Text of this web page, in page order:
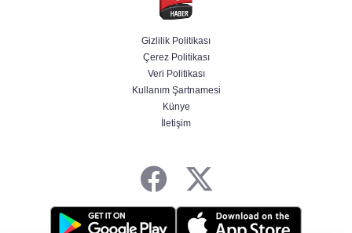
Hür Ağbaba soruşturmasında MASAK para
hareketlerini inceledi
Bakan Gürlek: Kanunda şehitleri incitecek
düzenleme yok
Gizlilik Politikası
Çerez Politikası
Veri Politikası
Kullanım Şartnamesi
Künye
İletişim